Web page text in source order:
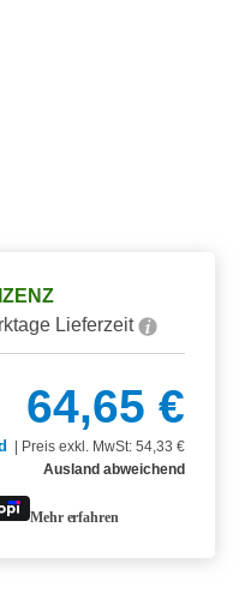
Lieferzeit
64,65 €
Preis exkl. MwSt: 54,33 €
Ausland abweichend
Mehr erfahren